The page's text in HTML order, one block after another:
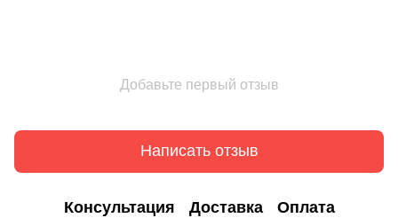
Добавьте первый отзыв
Написать отзыв
Консультация Доставка Оплата